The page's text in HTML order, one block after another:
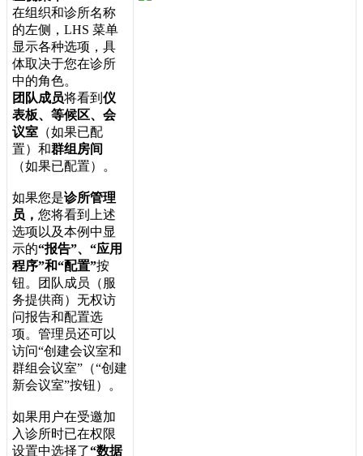
在组织和诊所名称
的左侧 ，LHS 菜单
显示各种选项 ，具
体取决于您在诊所
中的角色。
团 队成员将看到仪
表板、等候区、会
议室 （如果已配
置）和群组 房间
（如果已配置） 。
如果您是诊所管理
员 ，您将看到 上述
选项 以 及本例中 显
示的“报告”、“应用
程序”和“配置”按
钮 。 团 队 成员 （ 服
务提供商）无权访
问报告和配置选
项。管理 员还可以
访问“创建会议室和
群组会议室” （“创建
新会议室”按钮 ） 。
如果用 户在受邀加
入诊所时已在权限
设置中选择了“数据